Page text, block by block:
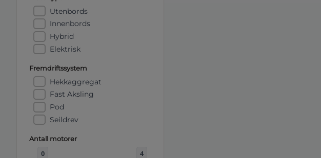
Utenbords
Innenbords
Hybrid
Elektrisk
Fremdriftssystem
Hekkaggregat
Fast Aksling
Pod
Seildrev
Antall motorer
0 4